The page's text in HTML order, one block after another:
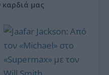
καρδιά μας